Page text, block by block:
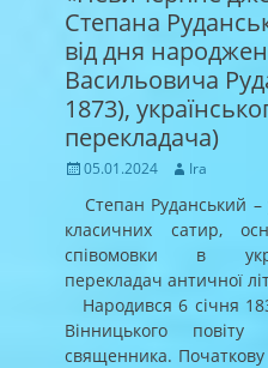
Степана
від дня
Васильовича
1873),
перекладача)
Posted
05.01.2024 Author
Ira
Степан Руданський –
класичних сатир,
співомовки в
перекладач античної
Народився 6 січня
Вінницького
священника. Початкову